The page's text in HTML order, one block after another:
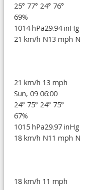
25° 77° 24° 76°
69%
1014 hPa29.94 inHg
21 km/h N13 mph N
21 km/h 13 mph
Sun, 09 06:00
24° 75° 24° 75°
67%
1015 hPa29.97 inHg
18 km/h N11 mph N
18 km/h 11 mph